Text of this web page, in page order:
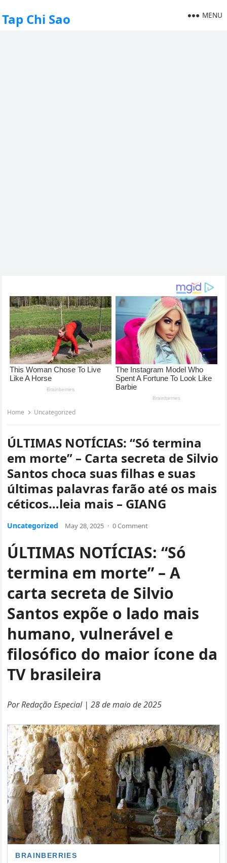
Tap Chi Sao MENU
Home Uncategorized
ÚLTIMAS NOTÍCIAS: “Só termina
em morte” – Carta secreta de Silvio
Santos choca suas filhas e suas
últimas palavras farão até os mais
céticos…leia mais – GIANG
Uncategorized May 28, 2025 · 0 Comment
ÚLTIMAS NOTÍCIAS: “Só
termina em morte” – A
carta secreta de Silvio
Santos expõe o lado mais
humano, vulnerável e
filosófico do maior ícone da
TV brasileira
Por Redação Especial | 28 de maio de 2025